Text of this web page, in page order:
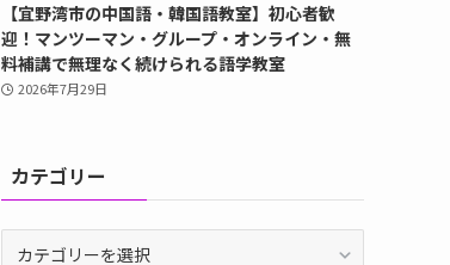
【宜野湾市の中国語・韓国語教室】初心者歓
迎！マンツーマン・グループ・オンライン・無
料補講で無理なく続けられる語学教室
2026年7月29日
カテゴリー